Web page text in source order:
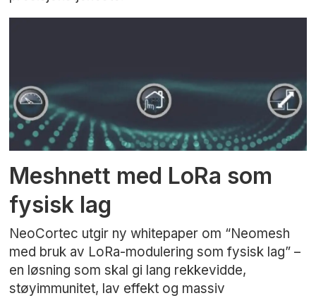
Meshnett med LoRa som
fysisk lag
NeoCortec utgir ny whitepaper om “Neomesh
med bruk av LoRa-modulering som fysisk lag” –
en løsning som skal gi lang rekkevidde,
støyimmunitet, lav effekt og massiv